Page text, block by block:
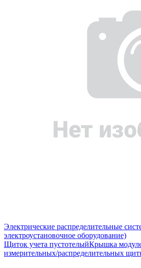
Электрические распределительные
электроустановочное оборудование)
Щиток учета пустотелыйКрышка
измерительных/распределительных